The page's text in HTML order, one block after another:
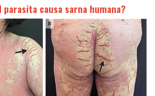
parasita causa sarna humana?